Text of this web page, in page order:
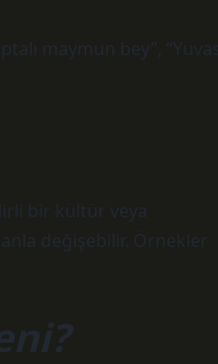
maymun bey”, “Yuvası
bir kültür veya
değişebilir. Örnekler